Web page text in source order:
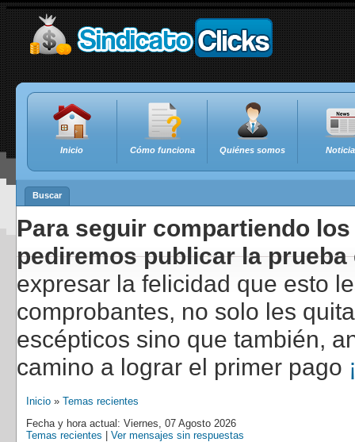
Inicio Cómo funciona Quiénes somos
Buscar
Para seguir compartiendo
pediremos publicar la
expresar la felicidad que esto
comprobantes, no solo les
escépticos sino que también,
camino a lograr el primer pago
Inicio » Temas recientes
Fecha y hora actual: Viernes, 07 Agosto 2026
Temas recientes
Ver mensajes sin respuestas